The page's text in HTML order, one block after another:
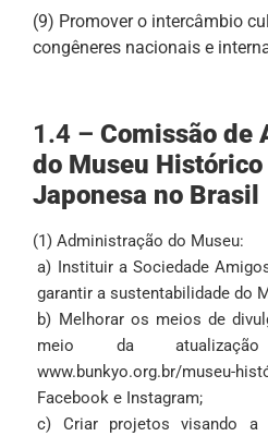
(9) Promover o intercâmbio
congêneres nacionais e
1.4 – Comissão de
do Museu
Japonesa no Brasil
(1) Administração do Museu:
a) Instituir a Sociedade
garantir a sustentabilidade do
b) Melhorar os meios de
meio da
www.bunkyo.org.br/museu-
Facebook e Instagram;
c) Criar projetos visando a